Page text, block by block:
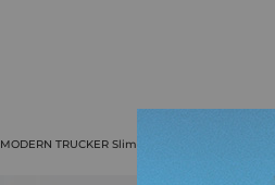
MODERN TRUCKER Slim Illu Savage